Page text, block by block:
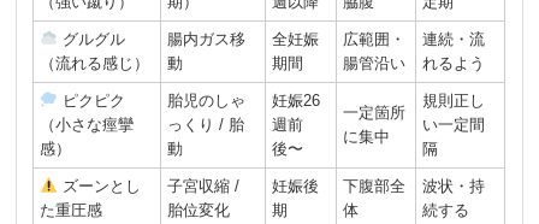
グルグル
（流れる感じ）
腸内ガス移
動
全妊娠
期間
広範囲・
腸管沿い
連続・流
れるよう
ピクピク
（小さな痙攣
感）
胎児のしゃ
っくり / 胎
動
妊娠26
週前
後〜
一定箇所
に集中
規則正し
い一定間
隔
ズーンとし
た重圧感
子宮収縮 /
胎位変化
妊娠後
期
下腹部全
体
波状・持
続する